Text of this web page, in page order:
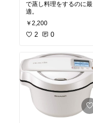
で蒸し料理をするのに最
適。
￥2,200
2 0